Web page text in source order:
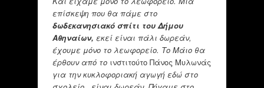
επίσκεψη που θα πάμε στο
δωδεκανησιακό σπίτι του Δήμου
Αθηναίων, εκεί είναι πάλι δωρεάν,
έχουμε μόνο το λεωφορείο. Το Μάιο θα
έρθουν από το ινστιτούτο Πάνος Μυλωνάς
για την κυκλοφοριακή αγωγή εδώ στο